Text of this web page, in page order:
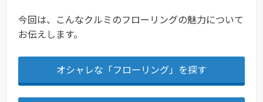
今回は、こんなクルミのフローリングの魅力について
お伝えします。
オシャレな「フローリング」を探す